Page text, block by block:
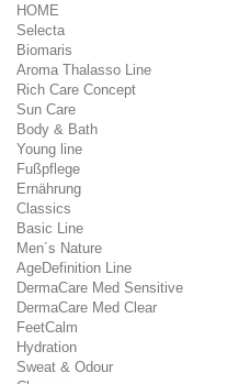
HOME
Selecta
Biomaris
Aroma Thalasso Line
Rich Care Concept
Sun Care
Body & Bath
Young line
Fußpflege
Ernährung
Classics
Basic Line
Men´s Nature
AgeDefinition Line
DermaCare Med Sensitive
DermaCare Med Clear
FeetCalm
Hydration
Sweat & Odour